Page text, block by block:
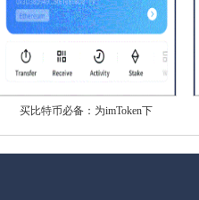
买比特币必备：为imToken下